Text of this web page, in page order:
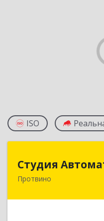
ISO
Студия
Протвино
142281,